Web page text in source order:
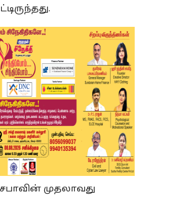
முதலாவது